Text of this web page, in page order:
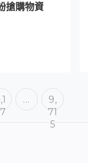
搶購物資
…
9,
71
5